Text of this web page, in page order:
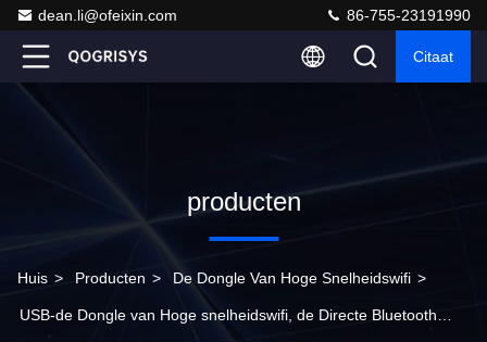
dean.li@ofeixin.com 86-755-23191990
Citaat
producten
Huis > Producten > De Dongle Van Hoge Snelheidswifi >
USB-de Dongle van Hoge snelheidswifi, de Directe Bluetooth